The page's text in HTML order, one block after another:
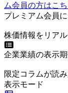
ム会員の方はこ
プレミアム会員
株価情報をリア
企業業績の表示
限定コラムが読
表示モード